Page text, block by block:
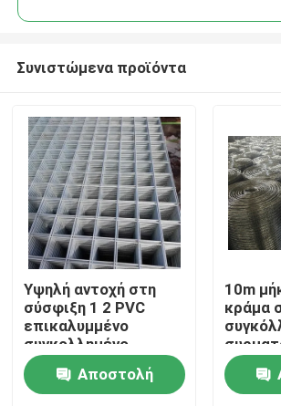
Σπίτι
Προϊόντα
Συνιστώμενα προϊόντα
Υψηλή αντοχή στη
σύσφιξη 1 2 PVC
επικαλυμμένο
συγκολλημένο
συρματόπλεγμα
πάχος 0,5 mm ∼ 1,0
mm
Αποστολή
10m
κράμα